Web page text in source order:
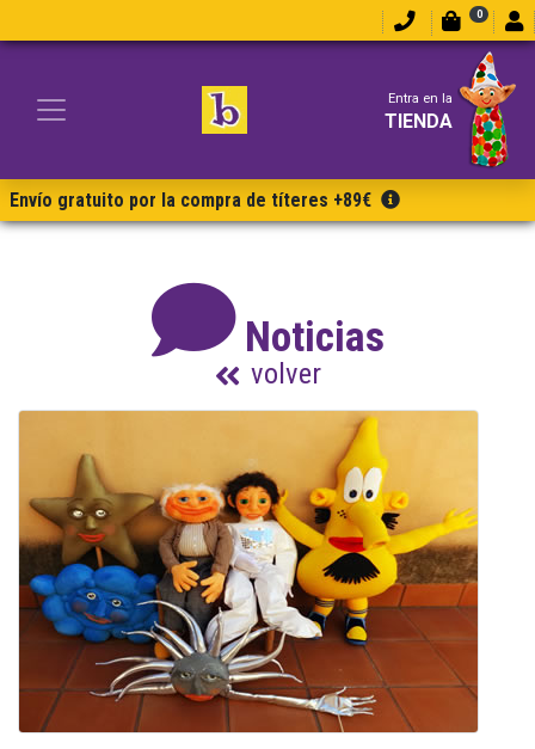
0
Entra en la
TIENDA
Envío gratuito por la compra de títeres +89€
Noticias
volver